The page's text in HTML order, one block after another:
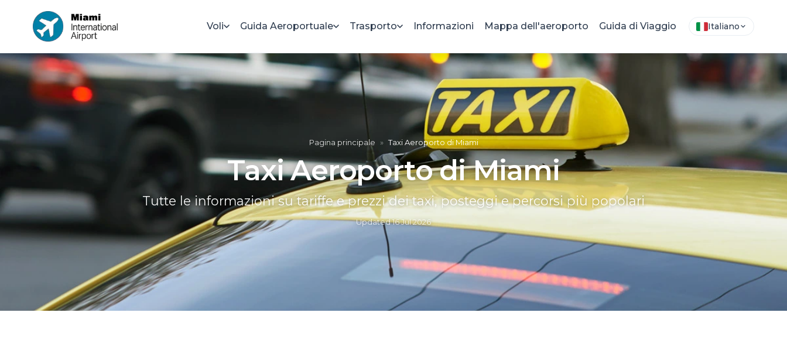
Voli Guida Aeroportuale Trasporto Informazioni Mappa dell'aeroporto Guida di Viaggio Italiano
Pagina principale » Taxi Aeroporto di Miami
Taxi Aeroporto di Miami
Tutte le informazioni su tariffe e prezzi dei taxi, posteggi e percorsi più popolari
Updated16 Jul 2026